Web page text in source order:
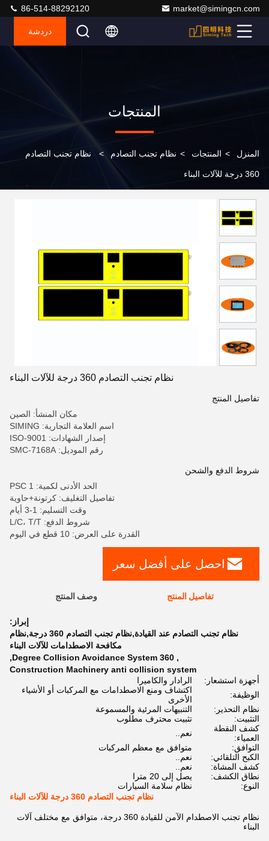
market@simingcn.com
86-514-88292120
دردشة
المنتجات
المنزل > المنتجات > نظام تجنب التصادم > نظام تجنب التصادم
360 درجة للآلات البناء
نظام تجنب التصادم 360 درجة للآلات البناء
تفاصيل المنتج
مكان المنشأ: الصين
اسم العلامة التجارية: SIMING
إصدار الشهادات: ISO-9001
رقم الموديل: SMC-7168A
شروط الدفع والشحن
الحد الأدنى لكمية: 1 PSC
تفاصيل التغليف: كرتونة+حاوية
وقت التسليم: 1-3 أيام
شروط الدفع: L/C، T/T
القدرة على العرض: 10 قطع في اليوم
احصل على أفضل سعر
تفاصيل المنتج وصف المنتج
إبراز:
نظام تجنب التصادم عند القيادة,نظام تجنب التصادم 360 درجة,نظام
مكافحة الاصطدامات للآلات البناء
,
360 Degree Collision Avoidance System
,
Construction Machinery anti collision system
أجهزة استشعار:
الرادار والكاميرا
الوظيفة:
اكتشاف ومنع الاصطدامات مع المركبات أو الأشياء
الأخرى
نظام التحذير:
التنبيهات المرئية والمسموعة
التثبيت:
تثبيت محترف مطلوب
كشف النقطة
العمياء:
نعم..
التوافق:
متوافق مع معظم المركبات
الكبح التلقائي:
نعم..
كشف المشاة:
نعم..
نطاق الكشف:
يصل إلى 20 مترا
النوع:
نظام سلامة السيارات
نظام تجنب التصادم 360 درجة للآلات البناء
نظام تجنب الاصطدام الآمن للقيادة 360 درجة، متوافق مع مختلف آلات
البناء